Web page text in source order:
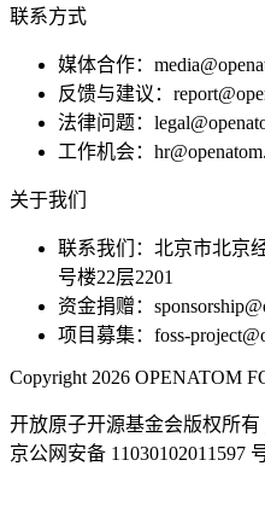
联系方式
媒体合作：
反馈与建议：
法律问题：
工作机会：
关于我们
联系我们：北京市北京
号楼22层2201
资金捐赠：
项目募集：foss-
Copyright 2026 OPENATOM
开放原子开源基金会版权所有
京公网安备 11030102011597